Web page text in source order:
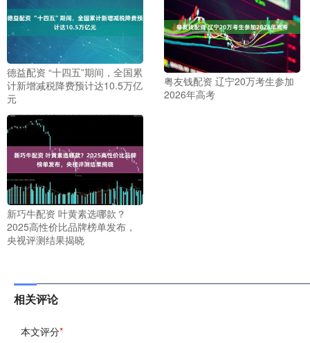
德益配资 “十四五”期间，全国累
计新增减税降费预计达10.5万亿
元
粤友钱配资 辽宁20万考生参加
2026年高考
新巧牛配资 叶黄素选哪款？
2025高性价比品牌榜单发布，
央视评测结果揭晓
相关评论
本文评分*